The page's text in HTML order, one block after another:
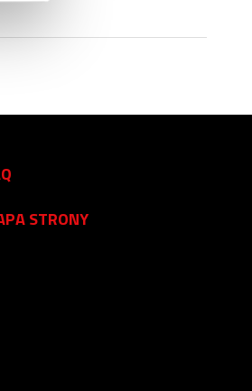
STRONY